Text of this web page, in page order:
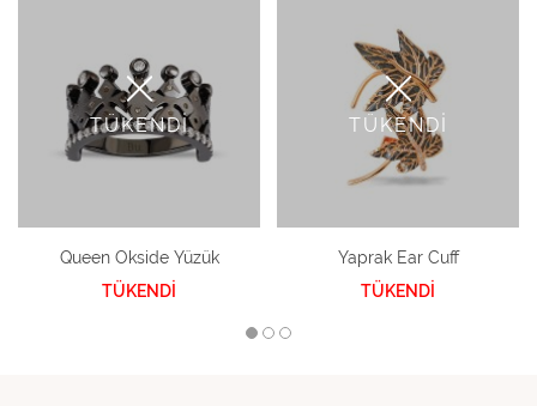
TÜKENDİ
Queen Okside Yüzük
TÜKENDİ
TÜKENDİ
Yaprak Ear Cuff
TÜKENDİ